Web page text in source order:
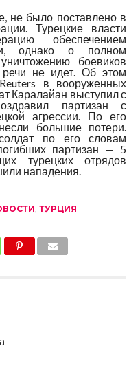
не было поставлено в
Турецкие власти
обеспечением
однако о полном
боевиков
речи не идет. Об этом
в вооруженных
Каралайан выступил с
партизан с
агрессии. По его
большие потери.
по его словам
партизан — 5
турецких отрядов
нападения.
, ТУРЦИЯ